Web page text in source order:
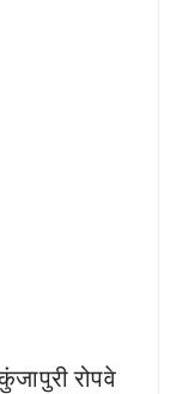
रोपवे